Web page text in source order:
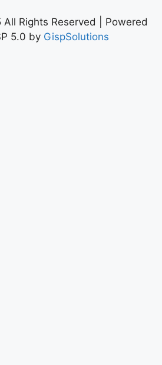
Rights Reserved | Powered
5.0 by GispSolutions